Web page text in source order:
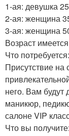
1-ая: девушка
2-ая: женщина
3-ая: женщина
Возраст
Что потребуется:
Присутствие на
него. Вам будут
маникюр,
салоне VIP
Что вы получите: